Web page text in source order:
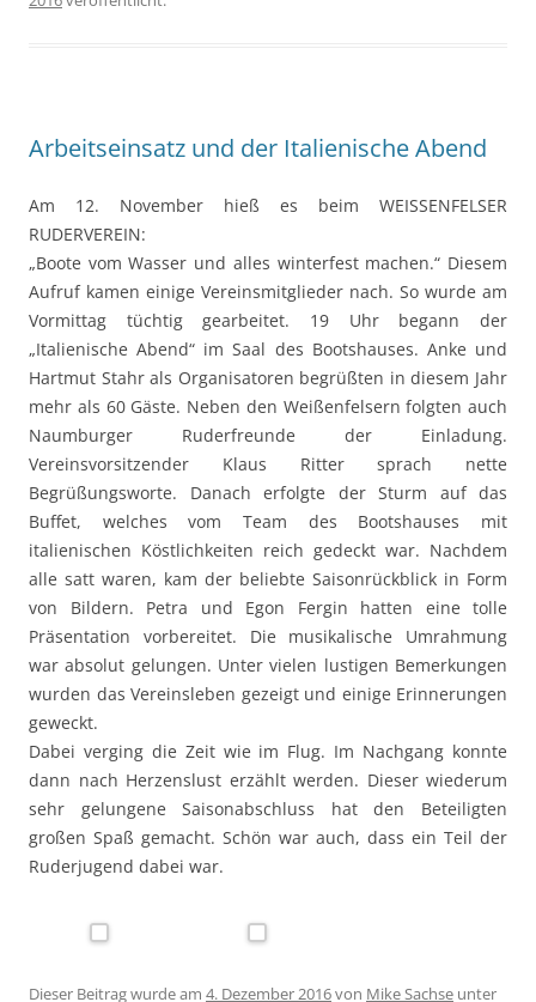
Arbeitseinsatz und der Italienische Abend
Am 12. November hieß es beim WEISSENFELSER
RUDERVEREIN:
„Boote vom Wasser und alles winterfest machen.“ Diesem
Aufruf kamen einige Vereinsmitglieder nach. So wurde am
Vormittag tüchtig gearbeitet. 19 Uhr begann der
„Italienische Abend“ im Saal des Bootshauses. Anke und
Hartmut Stahr als Organisatoren begrüßten in diesem Jahr
mehr als 60 Gäste. Neben den Weißenfelsern folgten auch
Naumburger Ruderfreunde der Einladung.
Vereinsvorsitzender Klaus Ritter sprach nette
Begrüßungsworte. Danach erfolgte der Sturm auf das
Buffet, welches vom Team des Bootshauses mit
italienischen Köstlichkeiten reich gedeckt war. Nachdem
alle satt waren, kam der beliebte Saisonrückblick in Form
von Bildern. Petra und Egon Fergin hatten eine tolle
Präsentation vorbereitet. Die musikalische Umrahmung
war absolut gelungen. Unter vielen lustigen Bemerkungen
wurden das Vereinsleben gezeigt und einige Erinnerungen
geweckt.
Dabei verging die Zeit wie im Flug. Im Nachgang konnte
dann nach Herzenslust erzählt werden. Dieser wiederum
sehr gelungene Saisonabschluss hat den Beteiligten
großen Spaß gemacht. Schön war auch, dass ein Teil der
Ruderjugend dabei war.
Dieser Beitrag wurde am 4. Dezember 2016von Mike Sachse unter